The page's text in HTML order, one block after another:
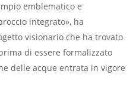
emblematico e
integrato», ha
visionario che ha trovato
di essere formalizzato
delle acque entrata in vigore